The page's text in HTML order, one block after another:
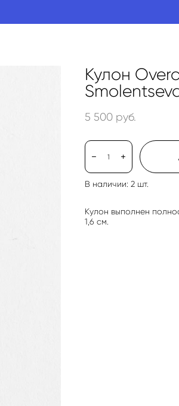
Кулон
5 500 pуб.
В наличии: 2шт.
Кулон выполнен
1,6 см.